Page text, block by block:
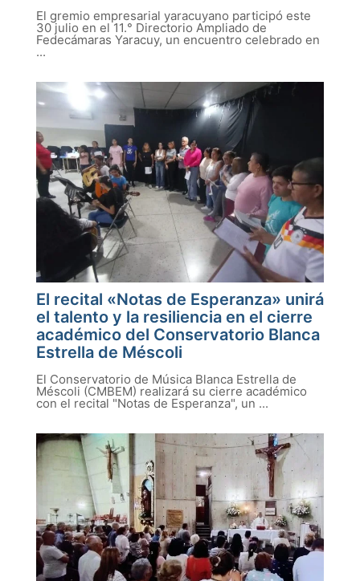
El gremio empresarial yaracuyano participó este
30 julio en el 11.° Directorio Ampliado de
Fedecámaras Yaracuy, un encuentro celebrado en
...
El recital «Notas de Esperanza» unirá
el talento y la resiliencia en el cierre
académico del Conservatorio Blanca
Estrella de Méscoli
El Conservatorio de Música Blanca Estrella de
Méscoli (CMBEM) realizará su cierre académico
con el recital "Notas de Esperanza", un ...